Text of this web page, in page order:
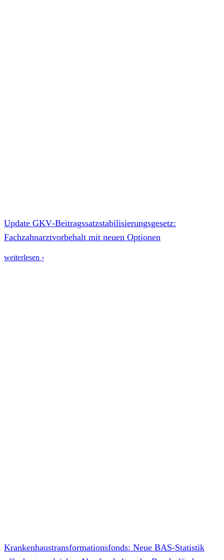
Update GKV‑Beitragssatzstabilisierungsgesetz:
Fachzahnarztvorbehalt mit neuen Optionen
weiterlesen ›
Krankenhaustransformationsfonds: Neue BAS-Statistik